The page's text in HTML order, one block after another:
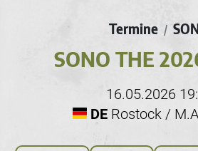
Termine /
SONO THE
16.05.2026
DERostock /